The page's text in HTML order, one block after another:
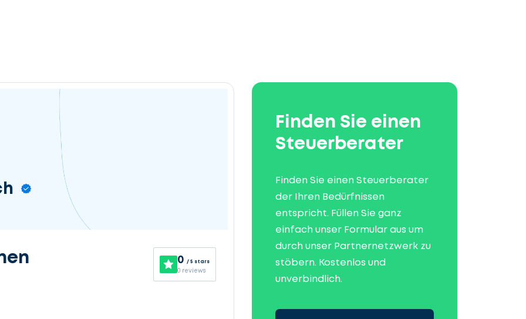
0 / 5 stars
0 reviews
Finden Sie einen
Steuerberater
Finden Sie einen Steuerberater
der Ihren Bedürfnissen
entspricht. Füllen Sie ganz
einfach unser Formular aus um
durch unser Partnernetzwerk zu
stöbern. Kostenlos und
unverbindlich.